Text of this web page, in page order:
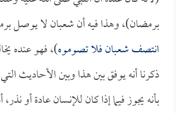
برمضان)، وهذا فيه أن شعبان لا يوصل
انتصف شعبان فلا تصوموه)، فهو عنده
ذكرنا أنه يوفق بين هذا وبين الأحاديث
بأنه يجوز فيما إذا كان للإنسان عادة أو نذر،